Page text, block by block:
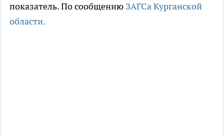
показатель. По сообщению ЗАГСа Курганской
области.